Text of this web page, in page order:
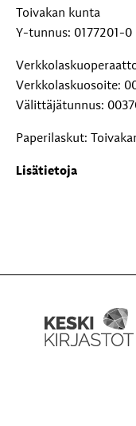
Toivakan kunta
Y-tunnus: 0177201-0
Verkkolaskuosoite:
Välittäjätunnus:
Paperilaskut:
Lisätietoja